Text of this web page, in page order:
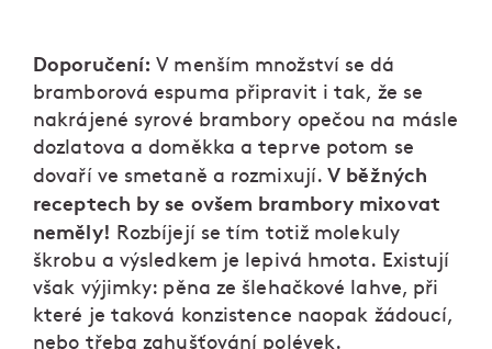
Doporučení: V menším množství se dá
bramborová espuma připravit i tak, že se
nakrájené syrové brambory opečou na másle
dozlatova a doměkka a teprve potom se
dovaří ve smetaně a rozmixují.V běžných
receptech by se ovšem brambory mixovat
neměly! Rozbíjejí se tím totiž molekuly
škrobu a výsledkem je lepivá hmota. Existují
však výjimky: pěna ze šlehačkové lahve, při
které je taková konzistence naopak žádoucí,
nebo třeba zahušťování polévek.